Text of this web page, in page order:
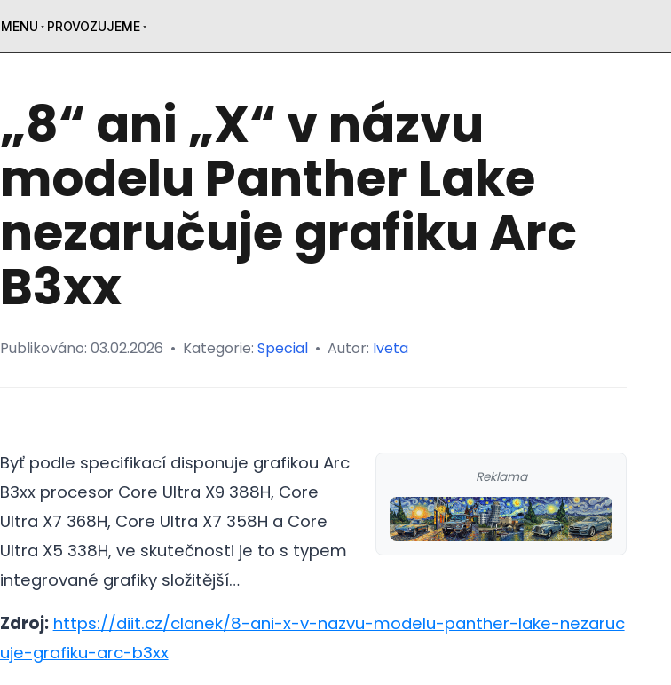
MENU PROVOZUJEME
„8“ ani „X“ v názvu
modelu Panther Lake
nezaručuje grafiku Arc
B3xx
Publikováno: 03.02.2026 • Kategorie: Special • Autor: Iveta
Reklama
Byť podle specifikací disponuje grafikou Arc
B3xx procesor Core Ultra X9 388H, Core
Ultra X7 368H, Core Ultra X7 358H a Core
Ultra X5 338H, ve skutečnosti je to s typem
integrované grafiky složitější…
Zdroj: https://diit.cz/clanek/8-ani-x-v-nazvu-modelu-panther-lake-nezaruc
uje-grafiku-arc-b3xx